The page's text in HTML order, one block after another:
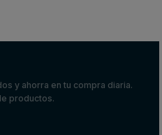
y ahorra en tu compra diaria.
productos.